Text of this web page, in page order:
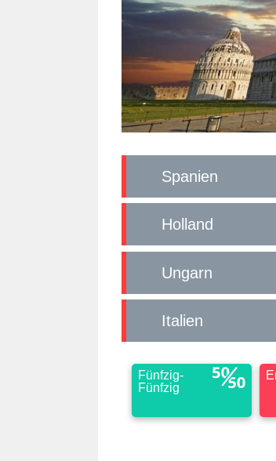
Spanien
Holland
Ungarn
Italien
Fünfzig-
Fünfzig